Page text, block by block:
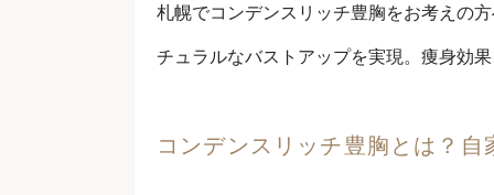
札幌でコンデンスリッチ豊胸をお考えの
チュラルなバストアップを実現。痩身効
コンデンスリッチ豊胸とは？